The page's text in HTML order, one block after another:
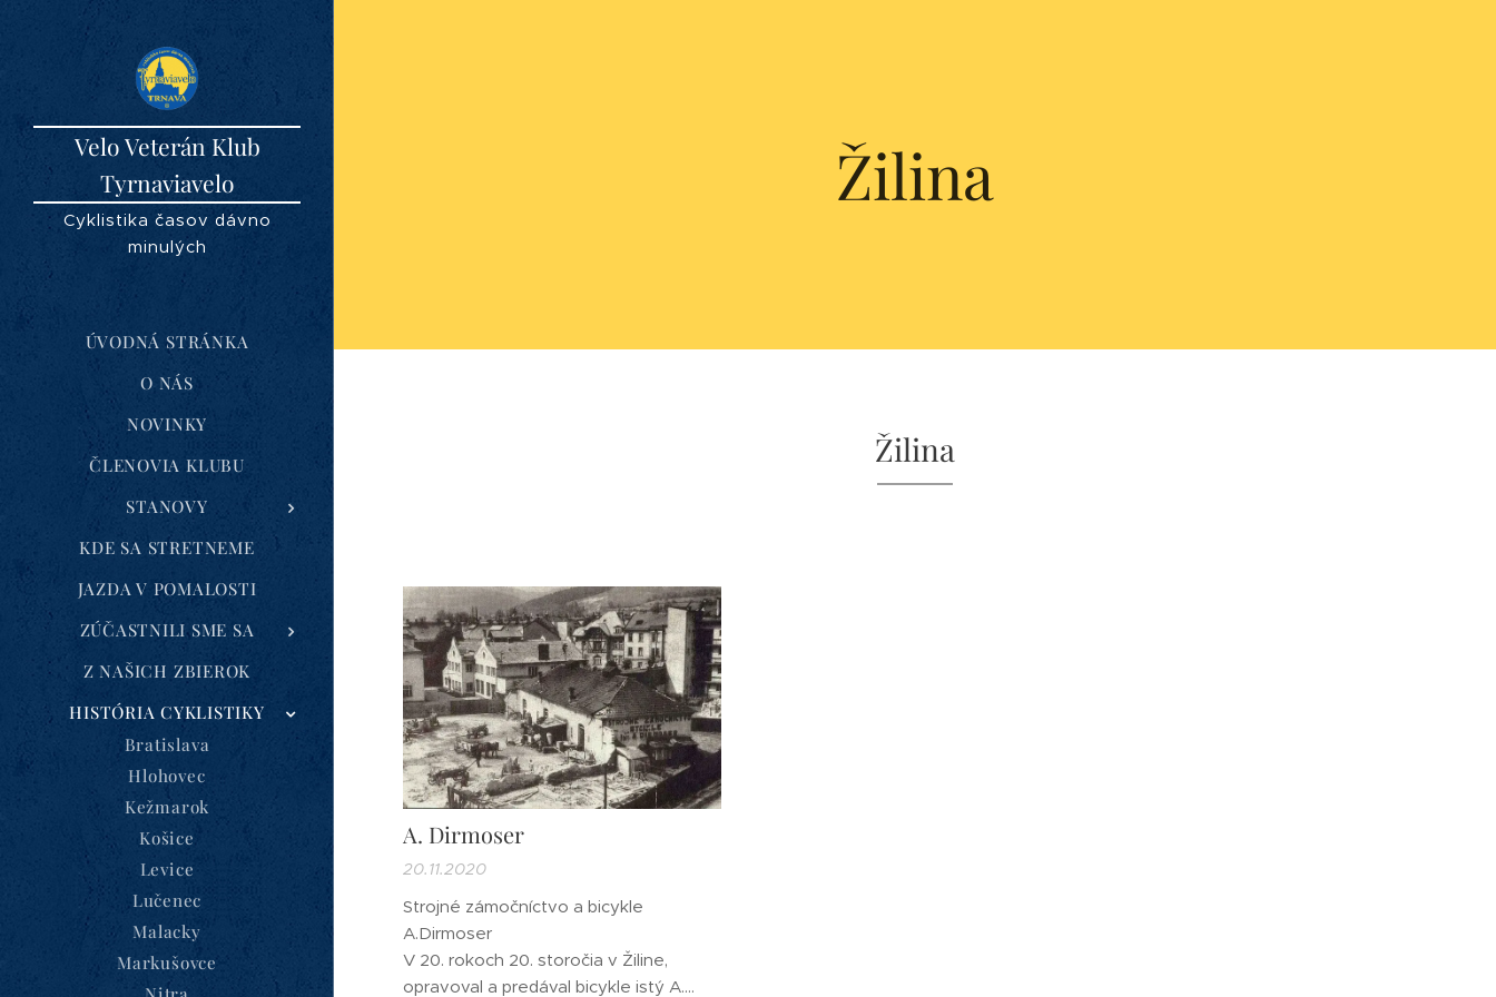
Velo Veterán Klub
Tyrnaviavelo
Cyklistika časov dávno
minulých
ÚVODNÁ STRÁNKA
O NÁS
NOVINKY
ČLENOVIA KLUBU
STANOVY
KDE SA STRETNEME
JAZDA V POMALOSTI
ZÚČASTNILI SME SA
Z NAŠICH ZBIEROK
HISTÓRIA CYKLISTIKY
Bratislava
Hlohovec
Kežmarok
Košice
Levice
Lučenec
Malacky
Markušovce
Žilina
Žilina
A. Dirmoser
20.11.2020
Strojné zámočníctvo a bicykle
A.Dirmoser
V 20. rokoch 20. storočia v Žiline,
opravoval a predával bicykle istý A.